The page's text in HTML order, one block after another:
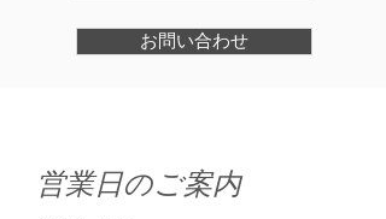
お問い合わせ
営業日のご案内